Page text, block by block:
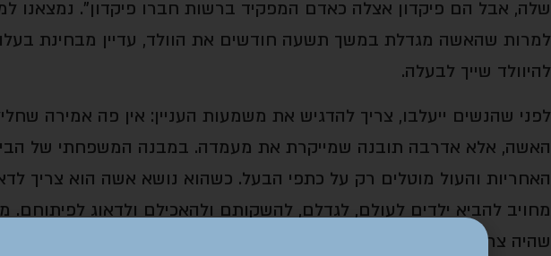
שלה, אבל הם פיקדון אצלה כאדם המפקיד ברשות חברו פיקדון". נמצאנו
למרות שהאשה מגדלת במשך תשעה חודשים את הוולד, עדיין מבחינת
להיוולד שייך לבעלה.
לפני שהנשים ייעלבו, צריך להדגיש את משמעות העניין: אין פה אמירה
האשה, אלא אדרבה תובנה שמייקרת את מעמדה. במבנה המשפחתי של
האחריות והעול מוטלים רק על כתפי הבעל. כשהוא נושא אשה הוא צריך
מחויב להביא ילדים לעולם, לגדלם, להשקותם ולהאכילם ולדאוג לפיתוחם.
שהיה צריך לעמול במטבח ואשתו תשב ותקבל את האוכל כמו מלכה והוא